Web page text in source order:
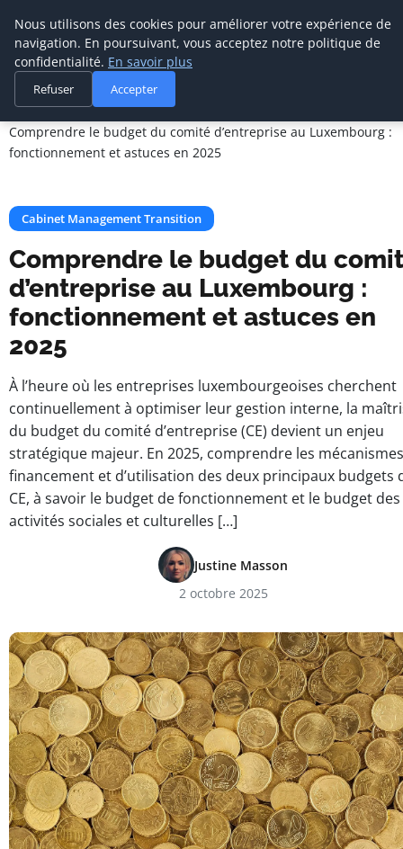
Cabinet De
Management De
Transition
Accueil
Cabinet Management Transition
Comprendre le budget du comité d’entreprise au Luxembourg :
fonctionnement et astuces en 2025
Cabinet Management Transition
Comprendre le budget du
d’entreprise au Luxembourg :
fonctionnement et astuces en
2025
À l’heure où les entreprises luxembourgeoises cherchent
continuellement à optimiser leur gestion interne, la
du budget du comité d’entreprise (CE) devient un enjeu
stratégique majeur. En 2025, comprendre les
financement et d’utilisation des deux principaux budgets
CE, à savoir le budget de fonctionnement et le budget des
activités sociales et culturelles […]
Justine Masson
2 octobre 2025
Nous utilisons des cookies pour améliorer votre expérience de
navigation. En poursuivant, vous acceptez notre politique de
confidentialité. En savoir plus
Refuser Accepter